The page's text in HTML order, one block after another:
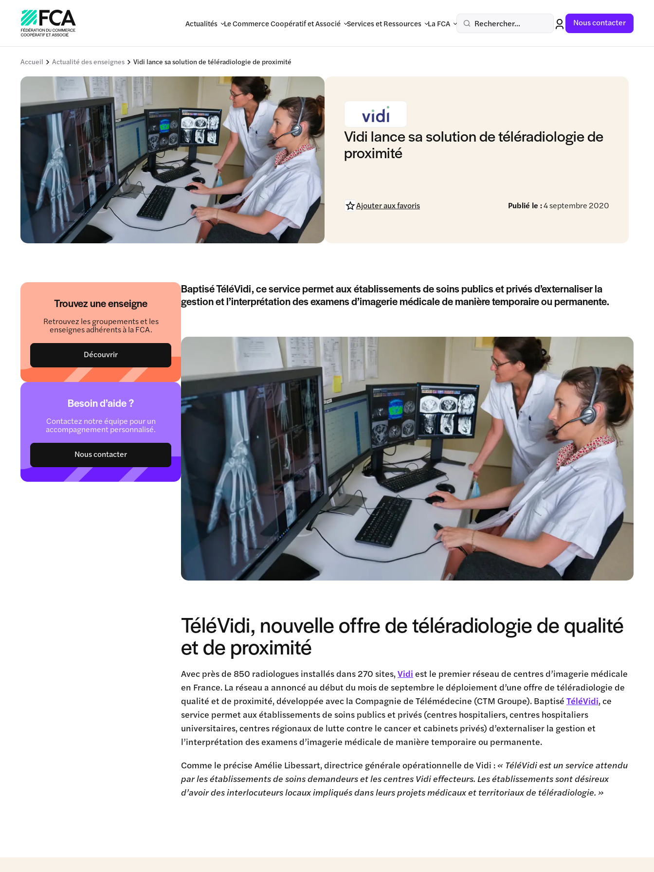
Actualités Le Commerce Coopératif et Associé Services et Ressources La FCA Rechercher... Nous contacter
Accueil Actualité des enseignes Vidi lance sa solution de téléradiologie de proximité
Vidi lance sa solution de téléradiologie de
proximité
Publié le :4 septembre 2020
Ajouter aux favoris
Trouvez une enseigne
Retrouvez les groupements et les
enseignes adhérents à la FCA.
Découvrir
Besoin d’aide ?
Contactez notre équipe pour un
accompagnement personnalisé.
Nous contacter
Baptisé TéléVidi, ce service permet aux établissements de soins publics et privés d’externaliser la
gestion et l’interprétation des examens d’imagerie médicale de manière temporaire ou permanente.
TéléVidi, nouvelle offre de téléradiologie de qualité
et de proximité
Avec près de 850 radiologues installés dans 270 sites,Vidi est le premier réseau de centres d’imagerie médicale
en France. La réseau a annoncé au début du mois de septembre le déploiement d’une offre de téléradiologie de
qualité et de proximité, développée avec la Compagnie de Télémédecine (CTM Groupe). Baptisé TéléVidi, ce
service permet aux établissements de soins publics et privés (centres hospitaliers, centres hospitaliers
universitaires, centres régionaux de lutte contre le cancer et cabinets privés) d’externaliser la gestion et
l’interprétation des examens d’imagerie médicale de manière temporaire ou permanente.
Comme le précise Amélie Libessart, directrice générale opérationnelle de Vidi : « TéléVidi est un service attendu
par les établissements de soins demandeurs et les centres Vidi effecteurs. Les établissements sont désireux
d’avoir des interlocuteurs locaux impliqués dans leurs projets médicaux et territoriaux de téléradiologie. »